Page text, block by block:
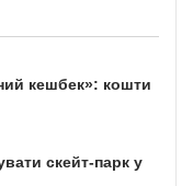
кешбек»: кошти
скейт-парк у